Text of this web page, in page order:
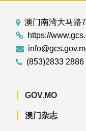
澳门南湾大马路
https://
(853)2833 2886
GOV.MO
澳门杂志